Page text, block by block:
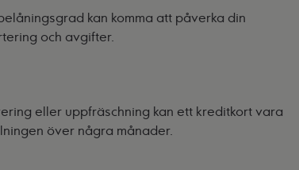
kan komma att påverka din
och avgifter.
eller uppfräschning kan ett kreditkort vara
över några månader.